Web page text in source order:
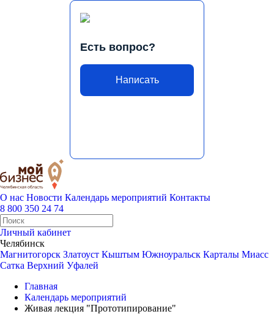
Есть вопрос?
Написать
О нас Новости Календарь мероприятий Контакты
8 800 350 24 74
Личный кабинет
Челябинск
Магнитогорск Златоуст Кыштым Южноуральск Карталы Миасс
Сатка Верхний Уфалей
Главная
Календарь мероприятий
Живая лекция "Прототипирование"